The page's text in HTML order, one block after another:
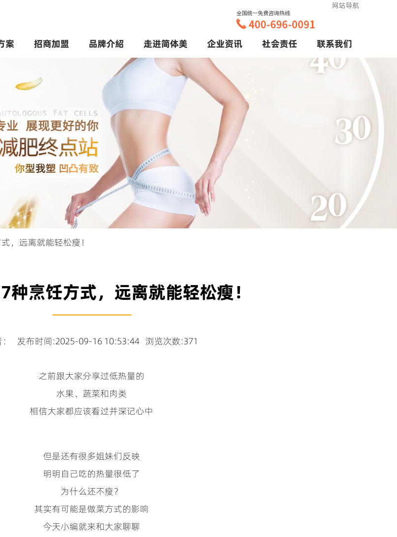
网站导航
联系我们
社会责任
企业资讯
走进简体美
品牌介紹
招商加盟
案
，远离就能轻松瘦！
种烹饪方式，远离就能轻松瘦！
： 发布时间:2025-09-16 10:53:44 浏览次数:371
之前跟大家分享过低热量的
水果、蔬菜和肉类
相信大家都应该看过并深记心中
但是还有很多姐妹们反映
明明自己吃的热量很低了
为什么还不瘦？
其实有可能是做菜方式的影响
今天小编就来和大家聊聊